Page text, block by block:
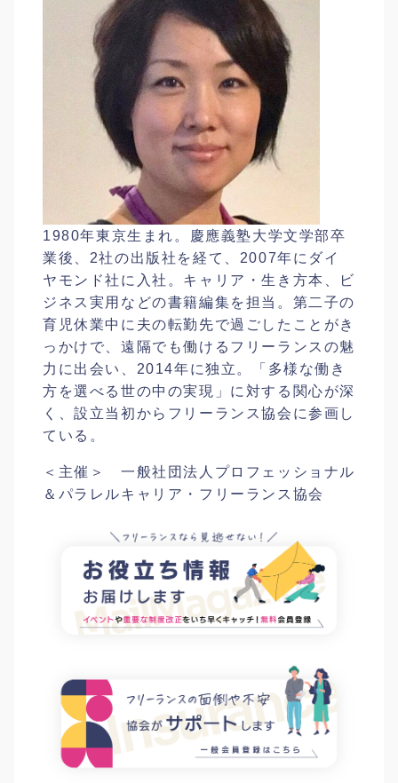
1980年東京生まれ。慶應義塾大学文学部卒
業後、2社の出版社を経て、2007年にダイ
ヤモンド社に入社。キャリア・生き方本、ビ
ジネス実用などの書籍編集を担当。第二子の
育児休業中に夫の転勤先で過ごしたことがき
っかけで、遠隔でも働けるフリーランスの魅
力に出会い、2014年に独立。「多様な働き
方を選べる世の中の実現」に対する関心が深
く、設立当初からフリーランス協会に参画し
ている。
＜主催＞ 一般社団法人プロフェッショナル
＆パラレルキャリア・フリーランス協会